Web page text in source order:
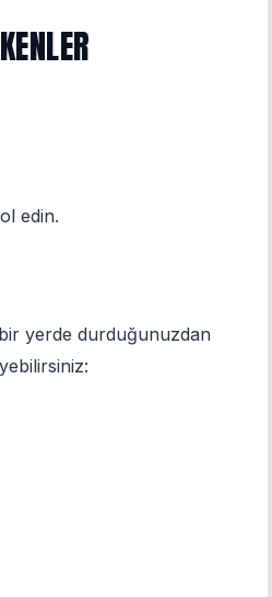
edin.
bir yerde durduğunuzdan